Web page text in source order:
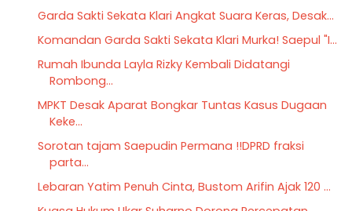
Garda Sakti Sekata Klari Angkat Suara Keras, Desak...
Komandan Garda Sakti Sekata Klari Murka! Saepul "I...
Rumah Ibunda Layla Rizky Kembali Didatangi
Rombong...
MPKT Desak Aparat Bongkar Tuntas Kasus Dugaan
Keke...
Sorotan tajam Saepudin Permana !!DPRD fraksi
parta...
Lebaran Yatim Penuh Cinta, Bustom Arifin Ajak 120 ...